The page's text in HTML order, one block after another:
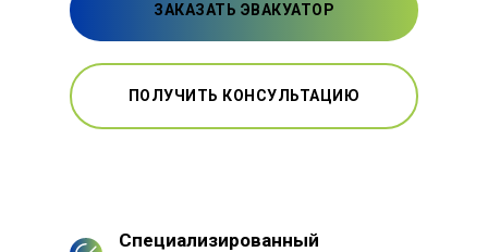
ЗАКАЗАТЬ ЭВАКУАТОР
ПОЛУЧИТЬ КОНСУЛЬТАЦИЮ
Специализированный